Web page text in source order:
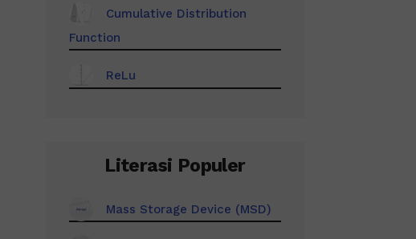
Cumulative Distribution
Function
ReLu
Literasi Populer
Mass Storage Device (MSD)